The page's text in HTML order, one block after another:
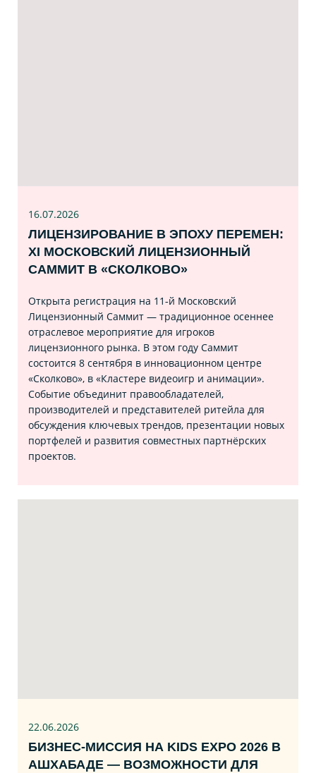
16.07.2026
ЛИЦЕНЗИРОВАНИЕ В ЭПОХУ ПЕРЕМЕН:
XI МОСКОВСКИЙ ЛИЦЕНЗИОННЫЙ
САММИТ В «СКОЛКОВО»
Открыта регистрация на 11‑й Московский
Лицензионный Саммит — традиционное осеннее
отраслевое мероприятие для игроков
лицензионного рынка. В этом году Саммит
состоится 8 сентября в инновационном центре
«Сколково», в «Кластере видеоигр и анимации».
Событие объединит правообладателей,
производителей и представителей ритейла для
обсуждения ключевых трендов, презентации новых
портфелей и развития совместных партнёрских
проектов.
22.06.2026
БИЗНЕС‑МИССИЯ НА KIDS EXPO 2026 В
АШХАБАДЕ — ВОЗМОЖНОСТИ ДЛЯ